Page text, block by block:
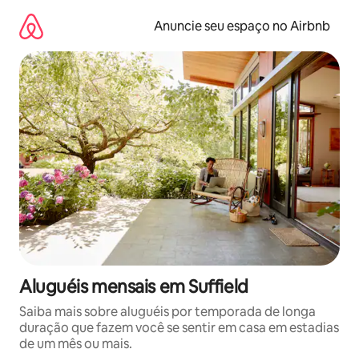
para
conteúdo
Anuncie seu espaço no Airbnb
Aluguéis mensais em Suffield
Saiba mais sobre aluguéis por temporada de longa
duração que fazem você se sentir em casa em estadias
de um mês ou mais.